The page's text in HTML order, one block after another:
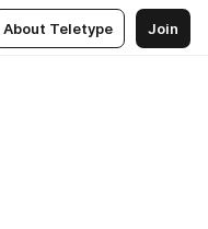
About Teletype Join